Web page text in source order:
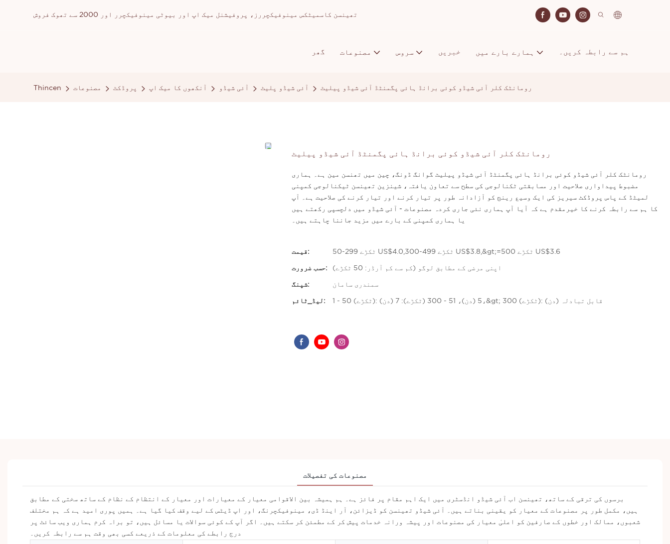
تھینسن کاسمیٹکس مینوفیکچررز، پروفیشنل میک اپ اور بیوٹی مینوفیکچرر اور 2000 سے تھوک فروش
گھر مصنوعات سروس خبریں ہمارے بارے میں ہم سے رابطہ کریں۔
Thincen مصنوعات پروڈکٹ آنکھوں کا میک اپ آئی شیڈو آئی شیڈو پلیٹ رومانٹک کلر آئی شیڈو کوئی برانڈ ہائی پگمنٹڈ آئی شیڈو پیلیٹ
رومانٹک کلر آئی شیڈو کوئی برانڈ ہائی پگمنٹڈ آئی شیڈو پیلیٹ
رومانٹک کلر آئی شیڈو کوئی برانڈ ہائی پگمنٹڈ آئی شیڈو پیلیٹ گوانگ ڈونگ، چین میں تھنسن مین ہے۔ ہماری
مضبوط پیداواری صلاحیت اور مسابقتی ٹکنالوجی کی سطح سے تعاون یافتہ، شینزین تھینسن ٹیکنالوجی کمپنی
لمیٹڈ کے پاس پروڈکٹ سیریز کی ایک وسیع رینج کو آزادانہ طور پر تیار کرنے اور تیار کرنے کی صلاحیت ہے۔ آپ
کا ہم سے رابطہ کرنے کا خیرمقدم ہے کہ آیا آپ ہماری نئی جاری کردہ مصنوعات - آئی شیڈو میں دلچسپی رکھتے ہیں
یا ہماری کمپنی کے بارے میں مزید جاننا چاہتے ہیں۔
قیمت: 50-299 ٹکڑے US$4.0,300-499 ٹکڑے US$3.8,&gt;=500 ٹکڑے US$3.6
حسب ضرورت: اپنی مرضی کے مطابق لوگو (کم سے کم آرڈر: 50 ٹکڑے)
شپنگ: سمندری سامان
لیڈ_ٹائم: 1 - 50 (ٹکڑے): 5 (دن)، 51 - 300 (ٹکڑے): 7 (دن)،&gt; 300 (ٹکڑے): قابل تبادلہ (دن)
مصنوعات کی تفصیلات
برسوں کی ترقی کے ساتھ، تھینسن اب آئی شیڈو انڈسٹری میں ایک اہم مقام پر فائز ہے۔ ہم ہمیشہ بین الاقوامی معیار کے معیارات اور معیار کے انتظام کے نظام کے ساتھ سختی کے مطابق
ہیں، مکمل طور پر مصنوعات کے معیار کو یقینی بناتے ہیں۔ آئی شیڈو تھینسن کو ڈیزائن، آر اینڈ ڈی، مینوفیکچرنگ، اور اپ ڈیٹس کے لیے وقف کیا گیا ہے۔ ہمیں پوری امید ہے کہ ہم مختلف
شعبوں، ممالک اور خطوں کے صارفین کو اعلیٰ معیار کی مصنوعات اور پیشہ ورانہ خدمات پیش کر کے مطمئن کر سکتے ہیں۔ اگر آپ کے کوئی سوالات یا مسائل ہیں، تو براہ کرم ہماری ویب سائٹ پر
درج رابطے کی معلومات کے ذریعے کسی بھی وقت ہم سے رابطہ کریں۔